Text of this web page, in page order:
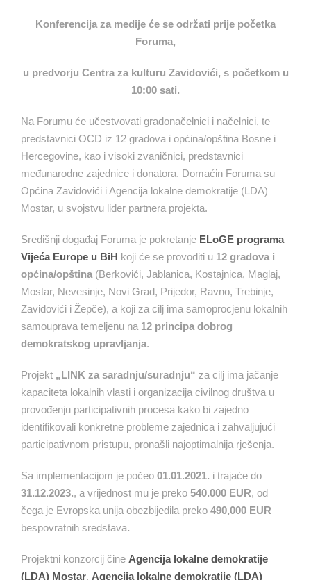
Konferencija za medije će se održati prije početka
Foruma,
u predvorju Centra za kulturu Zavidovići, s početkom u
10:00 sati.
Na Forumu će učestvovati gradonačelnici i načelnici, te
predstavnici OCD iz 12 gradova i općina/opština Bosne i
Hercegovine, kao i visoki zvaničnici, predstavnici
međunarodne zajednice i donatora. Domaćin Foruma su
Općina Zavidovići i Agencija lokalne demokratije (LDA)
Mostar, u svojstvu lider partnera projekta.
Središnji događaj Foruma je pokretanje ELoGE programa
Vijeća Europe u BiH koji će se provoditi u 12 gradova i
općina/opština (Berkovići, Jablanica, Kostajnica, Maglaj,
Mostar, Nevesinje, Novi Grad, Prijedor, Ravno, Trebinje,
Zavidovići i Žepče), a koji za cilj ima samoprocjenu lokalnih
samouprava temeljenu na 12 principa dobrog
demokratskog upravljanja.
Projekt „LINK za saradnju/suradnju“ za cilj ima jačanje
kapaciteta lokalnih vlasti i organizacija civilnog društva u
provođenju participativnih procesa kako bi zajedno
identifikovali konkretne probleme zajednica i zahvaljujući
participativnom pristupu, pronašli najoptimalnija rješenja.
Sa implementacijom je počeo 01.01.2021. i trajaće do
31.12.2023., a vrijednost mu je preko 540.000 EUR, od
čega je Evropska unija obezbijedila preko 490,000 EUR
bespovratnih sredstava.
Projektni konzorcij čine Agencija lokalne demokratije
(LDA) Mostar, Agencija lokalne demokratije (LDA)